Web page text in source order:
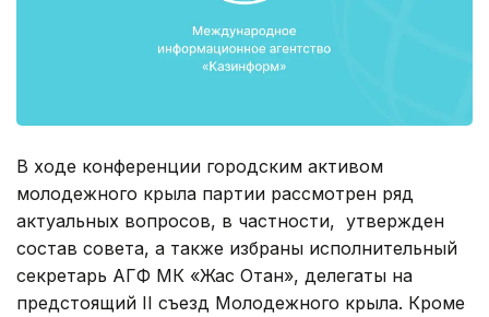
В ходе конференции городским активом
молодежного крыла партии рассмотрен ряд
актуальных вопросов, в частности, утвержден
состав совета, а также избраны исполнительный
секретарь АГФ МК «Жас Отан», делегаты на
предстоящий II съезд Молодежного крыла. Кроме